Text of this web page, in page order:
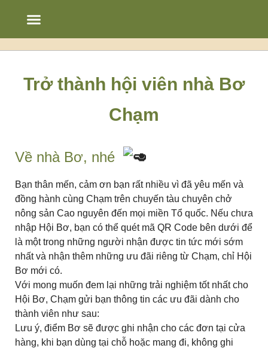
Trở thành hội viên nhà Bơ
Chạm
Về nhà Bơ, nhé
Bạn thân mến, cảm ơn bạn rất nhiều vì đã yêu mến và
đồng hành cùng Chạm trên chuyến tàu chuyên chở
nông sản Cao nguyên đến mọi miền Tổ quốc. Nếu chưa
nhập Hội Bơ, bạn có thể quét mã QR Code bên dưới để
là một trong những người nhận được tin tức mới sớm
nhất và nhận thêm những ưu đãi riêng từ Chạm, chỉ Hội
Bơ mới có.
Với mong muốn đem lại những trải nghiệm tốt nhất cho
Hội Bơ, Chạm gửi bạn thông tin các ưu đãi dành cho
thành viên như sau:
Lưu ý, điểm Bơ sẽ được ghi nhận cho các đơn tại cửa
hàng, khi bạn dùng tại chỗ hoặc mang đi, không ghi